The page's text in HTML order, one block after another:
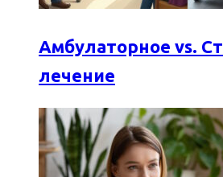
Амбулаторное vs.
лечение